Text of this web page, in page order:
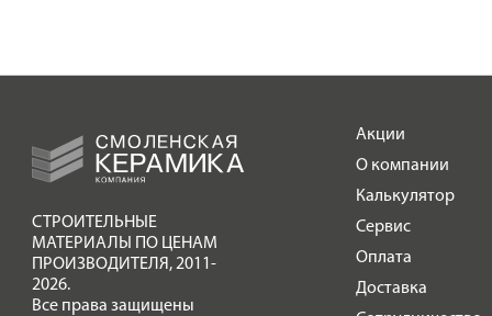
Контакты
Акции
О компании
Калькулятор
Сервис
Оплата
Доставка
СТРОИТЕЛЬНЫЕ
МАТЕРИАЛЫ ПО ЦЕНАМ
ПРОИЗВОДИТЕЛЯ,2011-
2026.
Все права защищены